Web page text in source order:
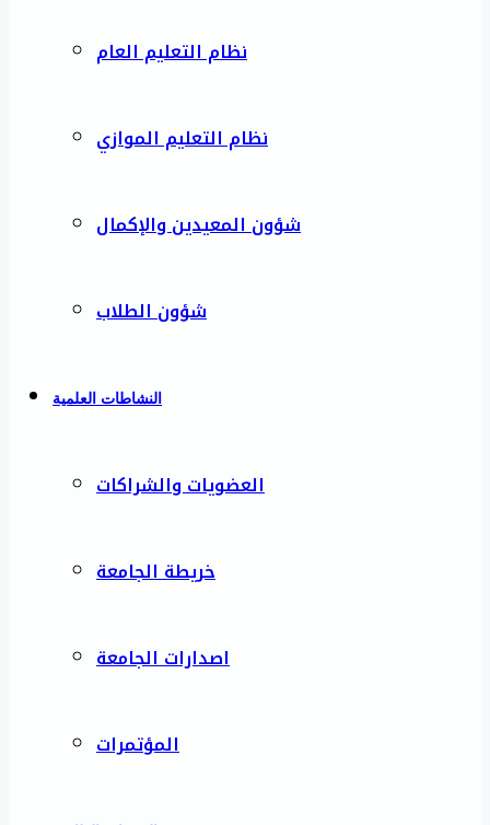
نظام التعليم العام
نظام التعليم الموازي
شؤون المعيدين والإكمال
شؤون الطلاب
النشاطات العلمية
العضويات والشراكات
خريطة الجامعة
اصدارات الجامعة
المؤتمرات